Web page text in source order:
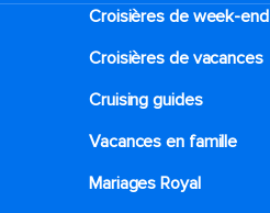
Croisières de week-end
Croisières de vacances
Cruising guides
Vacances en famille
Mariages Royal